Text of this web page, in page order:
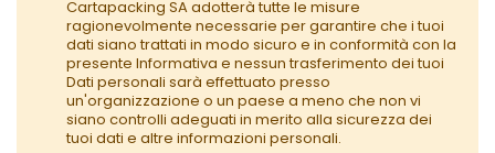
Cartapacking SA adotterà tutte le misure
ragionevolmente necessarie per garantire che i tuoi
dati siano trattati in modo sicuro e in conformità con la
presente Informativa e nessun trasferimento dei tuoi
Dati personali sarà effettuato presso
un'organizzazione o un paese a meno che non vi
siano controlli adeguati in merito alla sicurezza dei
tuoi dati e altre informazioni personali.